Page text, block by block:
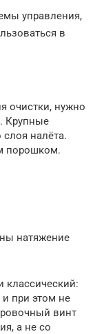
управления,
в
очистки, нужно
Крупные
слоя налёта.
порошком.
натяжение
классический:
при этом не
винт
а не со